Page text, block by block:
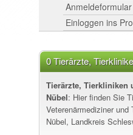
Anmeldeformular
Einloggen ins
0 Tierärzte,
in Nübel
Tierärzte, Tierkliniken
Nübel: Hier finden Sie
Veterenärmediziner und
Nübel, Landkreis